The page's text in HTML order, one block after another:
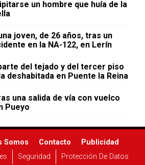
un hombre que huía de la
joven, de 26 años, tras un
en la NA-122, en Lerín
del tejado y del tercer piso
deshabitada en Puente la Reina
una salida de vía con vuelco
Pueyo
Somos Contacto
Publicidad
Seguridad Protección De Datos